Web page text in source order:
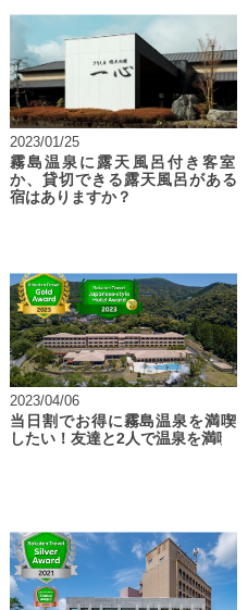
2023/01/25
霧島温泉に露天風呂付き客室
か、貸切できる露天風呂がある
宿はありますか？
2023/04/06
当日割でお得に霧島温泉を満喫
したい！友達と2人で温泉を満喫